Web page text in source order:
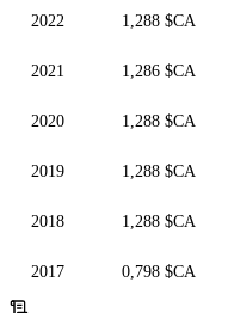
2022 1,288 $CA
2021 1,286 $CA
2020 1,288 $CA
2019 1,288 $CA
2018 1,288 $CA
2017 0,798 $CA